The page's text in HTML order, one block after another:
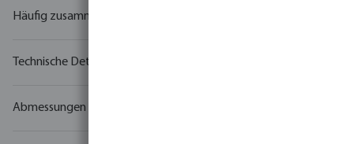
Häufig zusammen gekauft
Technische Details
Abmessungen